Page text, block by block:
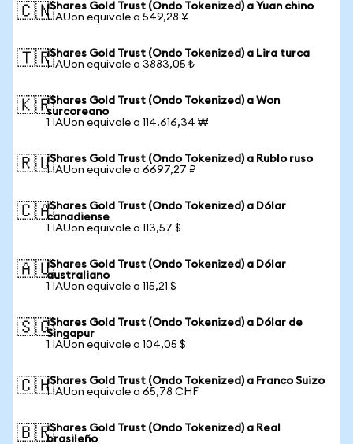
🇨🇳iShares Gold Trust (Ondo Tokenized) a Yuan chino
1 IAUon equivale a 549,28 ¥
🇹🇷iShares Gold Trust (Ondo Tokenized) a Lira turca
1 IAUon equivale a 3883,05 ₺
🇰🇷iShares Gold Trust (Ondo Tokenized) a Won
surcoreano
1 IAUon equivale a 114.616,34 ₩
🇷🇺iShares Gold Trust (Ondo Tokenized) a Rublo ruso
1 IAUon equivale a 6697,27 ₽
🇨🇦iShares Gold Trust (Ondo Tokenized) a Dólar
canadiense
1 IAUon equivale a 113,57 $
🇦🇺iShares Gold Trust (Ondo Tokenized) a Dólar
australiano
1 IAUon equivale a 115,21 $
🇸🇬iShares Gold Trust (Ondo Tokenized) a Dólar de
Singapur
1 IAUon equivale a 104,05 $
🇨🇭iShares Gold Trust (Ondo Tokenized) a Franco Suizo
1 IAUon equivale a 65,78 CHF
🇧🇷iShares Gold Trust (Ondo Tokenized) a Real
brasileño